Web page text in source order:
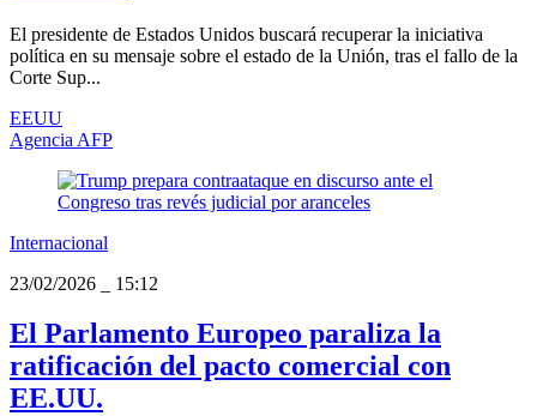
El presidente de Estados Unidos buscará recuperar la iniciativa
política en su mensaje sobre el estado de la Unión, tras el fallo de la
Corte Sup...
EEUU
Agencia AFP
Internacional
23/02/2026
15:12
El Parlamento Europeo paraliza la
ratificación del pacto comercial con
EE.UU.